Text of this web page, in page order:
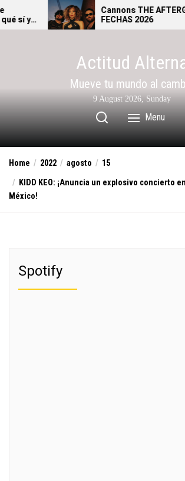
Skip
to
Cannons THE AFTERGLOW TOUR
FECHAS 2026
Actitud
Mueve tu mundo al
9 August 2026, Sunday
Menu
Home 2022 agosto
15
KIDD KEO: ¡Anuncia un explosivo concierto
México!
Spotify